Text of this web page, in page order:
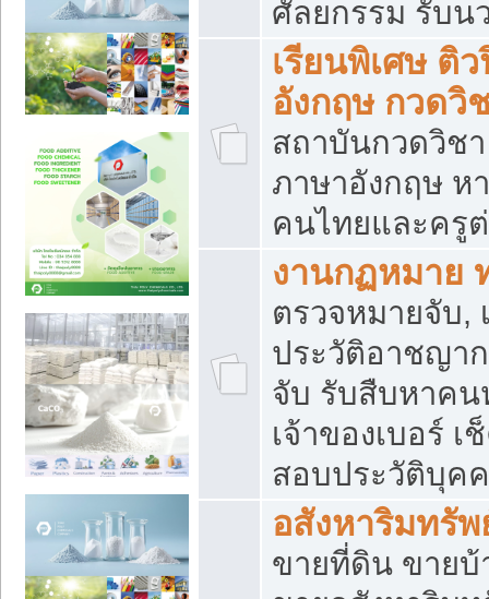
ศัลยกรรม รับน
เรียนพิเศษ ติ
อังกฤษ กวดวิ
สถาบันกวดวิช
ภาษาอังกฤษ ห
คนไทยและครู
งานกฏหมาย
ตรวจหมายจับ,
ประวัติอาชญา
จับ รับสืบหาคน
เจ้าของเบอร์
สอบประวัติบุค
อสังหาริมทรัพ
ขายที่ดิน ขายบ้